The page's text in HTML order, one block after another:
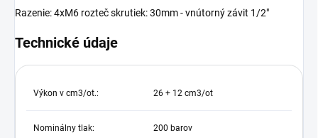
Razenie: 4xM6 rozteč skrutiek: 30mm - vnútorný závit 1/2"
Technické údaje
Výkon v cm3/ot.: 26 + 12 cm3/ot
Nominálny tlak: 200 barov